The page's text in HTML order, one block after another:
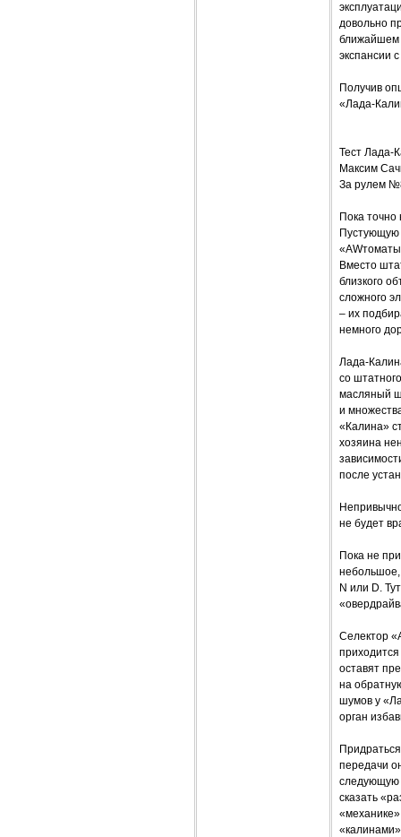
довольно
ближайшем
экспансии
Получив
«Лада-
Тест Лада-
Максим
За рулем
Пока точно
Пустующую
Вместо
близкого
сложного
– их
немного
Лада-
со
масляный
и
«Калина»
хозяина
после
не будет
Пока не
небольшое,
N или D.
Cелектор
оставят
на
шумов у
орган
передачи
следующую
сказать